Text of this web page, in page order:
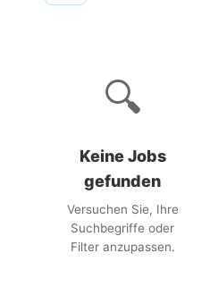
🔍
Keine Jobs
gefunden
Versuchen Sie, Ihre
Suchbegriffe oder
Filter anzupassen.